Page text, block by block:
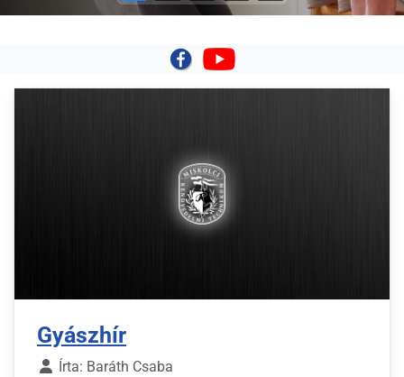
Gyászhír
Írta: Baráth Csaba